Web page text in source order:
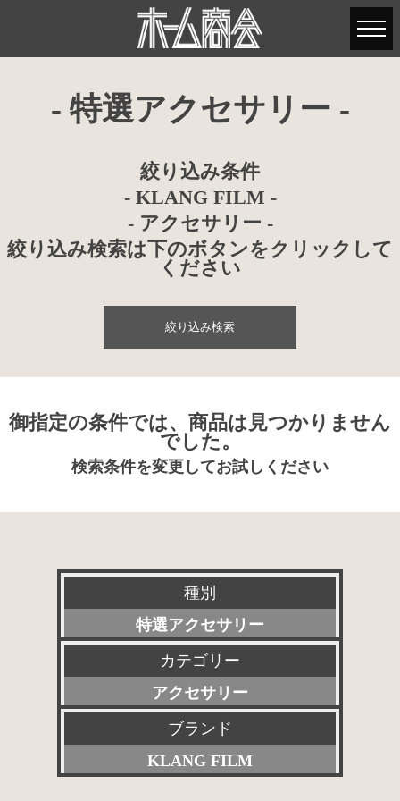
- 特選アクセサリー -
絞り込み条件
- KLANG FILM -
- アクセサリー -
絞り込み検索は下のボタンをクリックして
ください
絞り込み検索
御指定の条件では、商品は見つかりません
でした。
検索条件を変更してお試しください
種別
特選アクセサリー
新品
委託販売品
特価品
その他委託販売品
カテゴリー
アクセサリー
すべて
プリアンプ
ブランド
KLANG FILM